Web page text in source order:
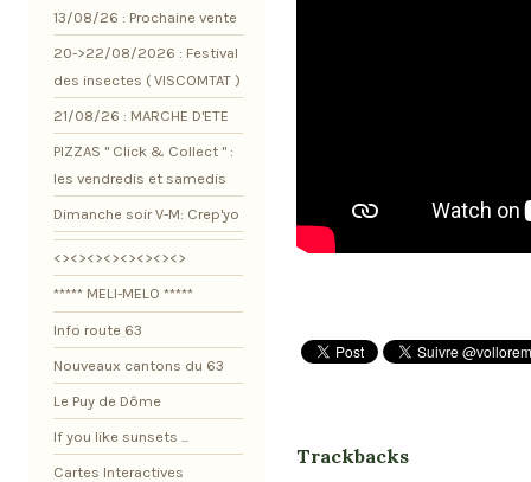
Trackbacks
13/08/26 : Prochaine vente
20->22/08/2026 : Festival
des insectes ( VISCOMTAT )
21/08/26 : MARCHE D'ETE
PIZZAS " Click & Collect " :
les vendredis et samedis
Dimanche soir V-M: Crep'yo
<><><><><><><><>
***** MELI-MELO *****
Info route 63
Nouveaux cantons du 63
Le Puy de Dôme
If you like sunsets ...
Cartes Interactives